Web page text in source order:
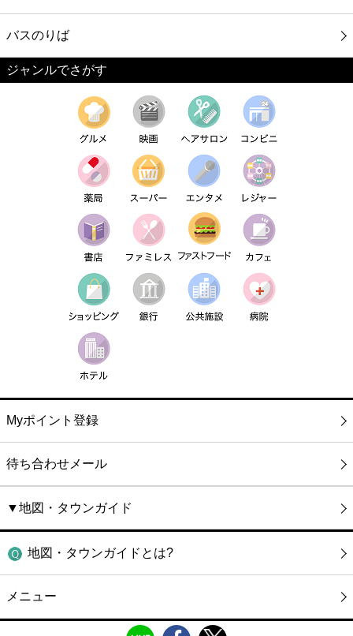
バスのりば
ジャンルでさがす
Myポイント登録
待ち合わせメール
▼地図・タウンガイド
地図・タウンガイドとは?
メニュー